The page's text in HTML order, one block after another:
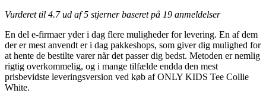
Vurderet til 4.7ud af 5 stjerner baseret på 19 anmeldelser
En del e-firmaer yder i dag flere muligheder for levering. En af dem
der er mest anvendt er i dag pakkeshops, som giver dig mulighed for
at hente de bestilte varer når det passer dig bedst. Metoden er nemlig
rigtig overkommelig, og i mange tilfælde endda den mest
prisbevidste leveringsversion ved køb af ONLY KIDS Tee Collie
White.